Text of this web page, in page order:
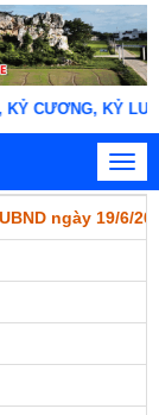
KỶ LUẬT" !
ngày 19/6/